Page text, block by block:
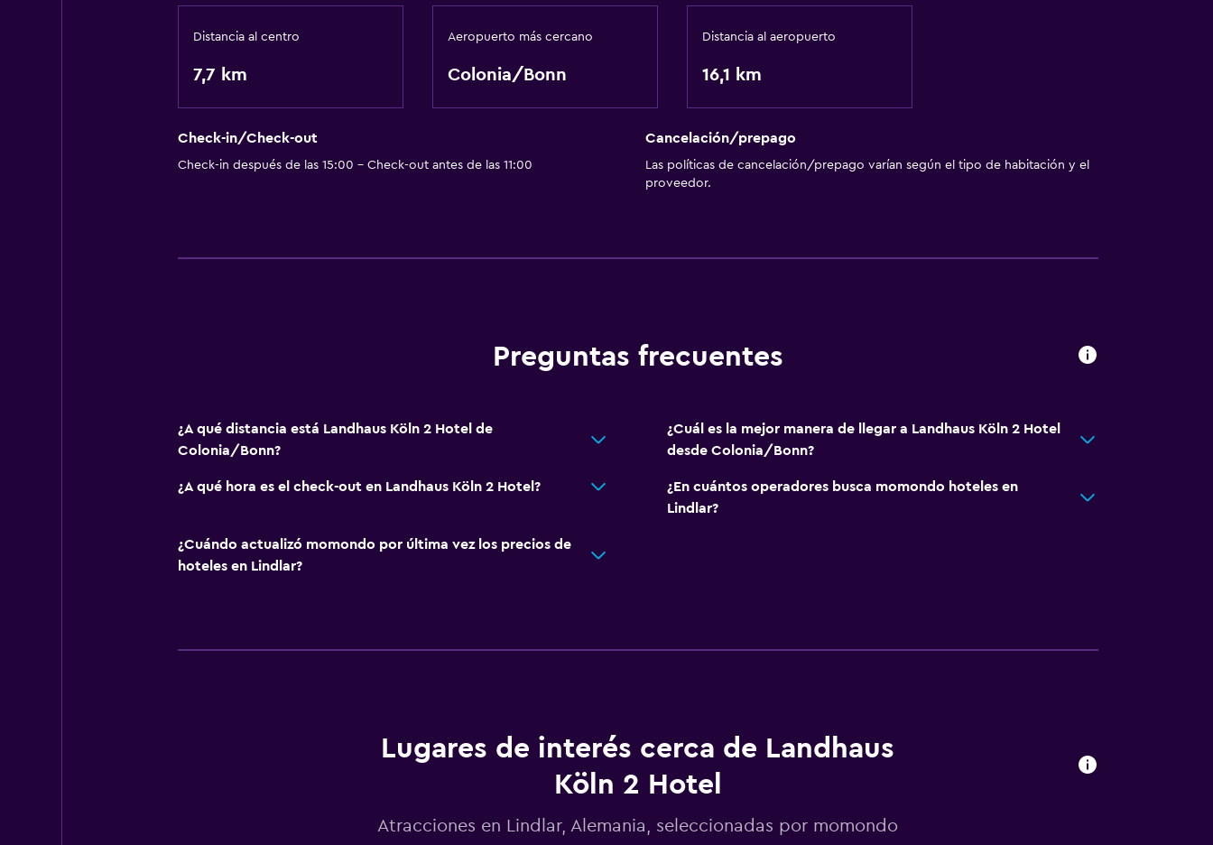
Distancia al centro
7,7 km
Aeropuerto más cercano
Colonia/Bonn
Distancia al aeropuerto
16,1 km
Check-in/Check-out
Check-in después de las 15:00 - Check-out antes de las 11:00
Cancelación/prepago
Las políticas de cancelación/prepago varían según el tipo de habitación y el
proveedor.
Preguntas frecuentes
¿A qué distancia está Landhaus Köln 2 Hotel de
Colonia/Bonn?
¿Cuál es la mejor manera de llegar a Landhaus Köln 2 Hotel
desde Colonia/Bonn?
¿A qué hora es el check-out en Landhaus Köln 2 Hotel?
¿En cuántos operadores busca momondo hoteles en
Lindlar?
¿Cuándo actualizó momondo por última vez los precios de
hoteles en Lindlar?
Lugares de interés cerca de Landhaus
Köln 2 Hotel
Atracciones en Lindlar, Alemania, seleccionadas por momondo